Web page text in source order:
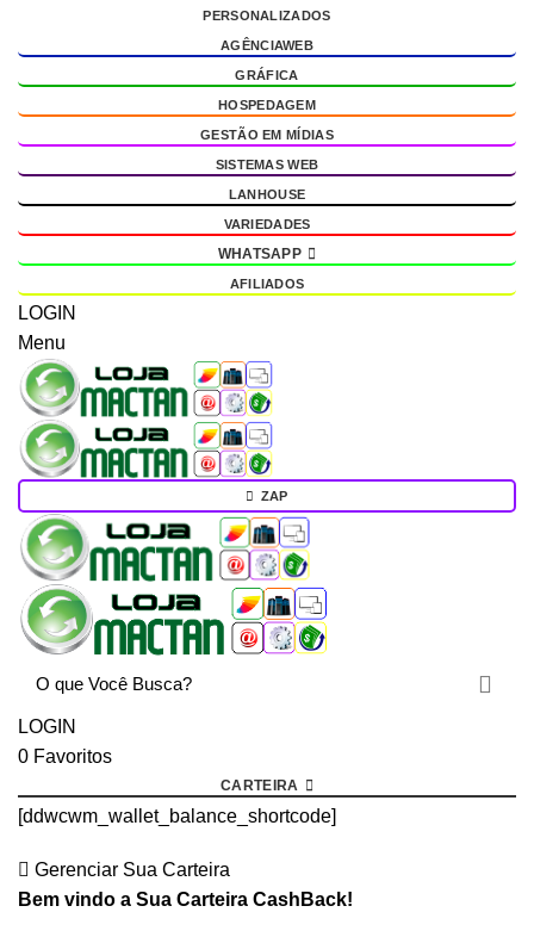
PERSONALIZADOS
AGÊNCIAWEB
GRÁFICA
HOSPEDAGEM
GESTÃO EM MÍDIAS
SISTEMAS WEB
LANHOUSE
VARIEDADES
WHATSAPP
AFILIADOS
LOGIN
Menu
ZAP
LOGIN
0 Favoritos
CARTEIRA
[ddwcwm_wallet_balance_shortcode]
Gerenciar Sua Carteira
Bem vindo a Sua Carteira CashBack!